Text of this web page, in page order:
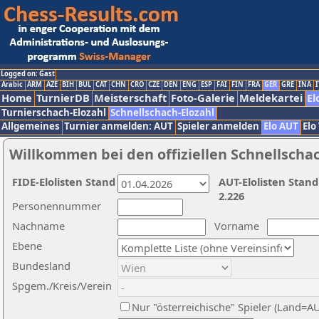
Logged on: Gast
Arabic ARM AZE BIH BUL CAT CHN CRO CZE DEN ENG ESP FAI FIN FRA GER GRE INA
Home TurnierDB Meisterschaft Foto-Galerie Meldekartei
Turnierschach-Elozahl Schnellschach-Elozahl
Allgemeines Turnier anmelden: AUT Spieler anmelden Elo AUT
Willkommen bei den offiziellen
Nachname
Vorname
Ebene
Personennummer
Bundesland
Spgem./Kreis/Verein
Nur "österreichische" Spieler
AUT-Elolisten
2.226
FIDE-Elolisten Stand